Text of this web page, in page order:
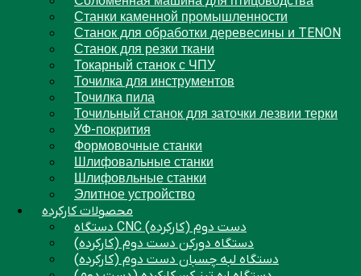
Станки каменной промышленности
Станок для обработки деревесины и TENON
Станок для резки ткани
Токарный станок с ЧПУ
Точилка для инструментов
Точилка пила
Точильный станок для заточки лезвии терки
УФ-покрития
Формовочные станки
Шлифовальные станки
Шлифовльные станки
Элитное устройство
محصولات کارکرده
دستگاه CNC دست دوم (کارکرده)
دستگاه دورکن دست دوم (کارکرده)
دستگاه لبه چسبان دست دوم (کارکرده)